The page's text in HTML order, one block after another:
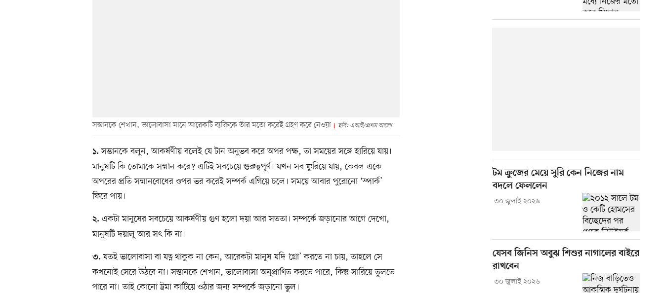
সন্তানকে শেখান, ভালোবাসা মানে আরেকটি ব্যক্তিকে তাঁর মতো করেই গ্রহণ করে নেওয়া ছবি: এআই/প্রথম আলো
১. সন্তানকে বলুন, আকর্ষণীয় বলেই যে টান অনুভব করে অপর পক্ষ, তা সময়ের সঙ্গে হারিয়ে যায়।
মানুষটি কি তোমাকে সম্মান করে? এটিই সবচেয়ে গুরুত্বপূর্ণ। যখন সব ফুরিয়ে যায়, কেবল একে
অপরের প্রতি সম্মানবোধের ওপর ভর করেই সম্পর্ক এগিয়ে চলে। সময়ে আবার পুরোনো ‘স্পার্ক’
ফিরে পায়।
২. একটা মানুষের সবচেয়ে আকর্ষণীয় গুণ হলো দয়া আর সততা। সম্পর্কে জড়ানোর আগে দেখো,
মানুষটি দয়ালু আর সৎ কি না।
৩. যতই ভালোবাসা বা যত্ন থাকুক না কেন, আরেকটা মানুষ যদি ‘গ্রো’ করতে না চায়, তাহলে সে
কখনোই সেরে উঠবে না। সন্তানকে শেখান, ভালোবাসা অনুপ্রাণিত করতে পারে, কিন্তু সারিয়ে তুলতে
পারে না। তাই কোনো ট্রমা কাটিয়ে ওঠার জন্য সম্পর্কে জড়ানো ভুল।
টম ক্রুজের মেয়ে সুরি কেন নিজের নাম
বদলে ফেললেন
৩০ জুলাই ২০২৬
যেসব জিনিস অবুঝ শিশুর নাগালের বাইরে
রাখবেন
৩০ জুলাই ২০২৬